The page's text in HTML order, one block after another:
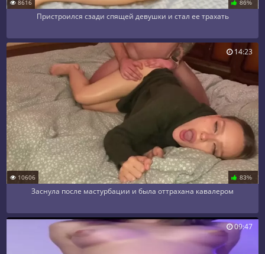
8616 86%
Пристроился сзади спящей девушки и стал ее трахать
10606 83%
Заснула после мастурбации и была оттрахана кавалером
14:23
09:47